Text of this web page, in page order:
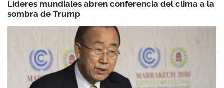
Líderes mundiales abren conferencia del clima a la
sombra de Trump